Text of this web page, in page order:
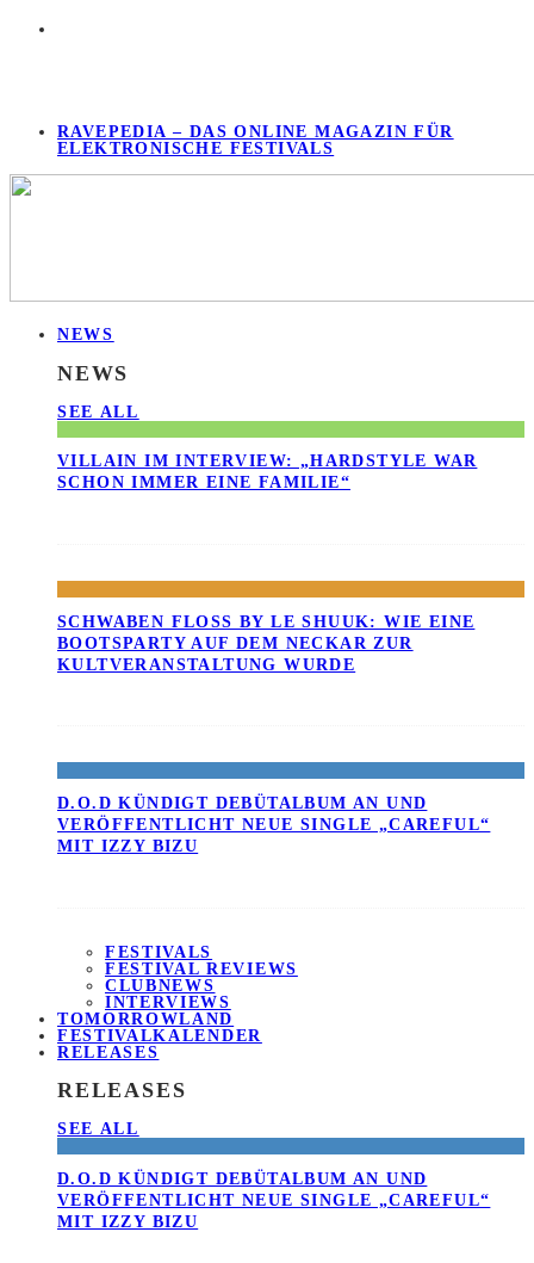
RAVEPEDIA – DAS ONLINE MAGAZIN FÜR
ELEKTRONISCHE FESTIVALS
NEWS
NEWS
SEE ALL
VILLAIN IM INTERVIEW: „HARDSTYLE WAR
SCHON IMMER EINE FAMILIE“
SCHWABEN FLOSS BY LE SHUUK: WIE EINE B
OOTSPARTY AUF DEM NECKAR ZUR K
ULTVERANSTALTUNG WURDE
D.O.D KÜNDIGT DEBÜTALBUM AN UND
VERÖFFENTLICHT NEUE SINGLE „CAREFUL“
MIT IZZY BIZU
FESTIVALS
FESTIVAL REVIEWS
CLUBNEWS
INTERVIEWS
TOMORROWLAND
FESTIVALKALENDER
RELEASES
RELEASES
SEE ALL
D.O.D KÜNDIGT DEBÜTALBUM AN UND
VERÖFFENTLICHT NEUE SINGLE „CAREFUL“
MIT IZZY BIZU